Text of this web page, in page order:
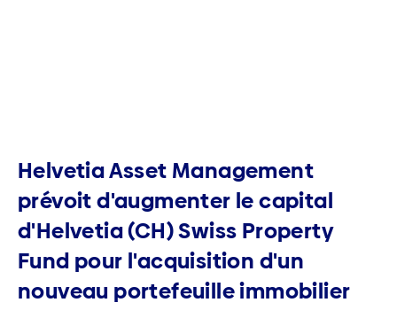
Helvetia Asset Management
prévoit d'augmenter le capital
d'Helvetia (CH) Swiss Property
Fund pour l'acquisition d'un
nouveau portefeuille immobilier